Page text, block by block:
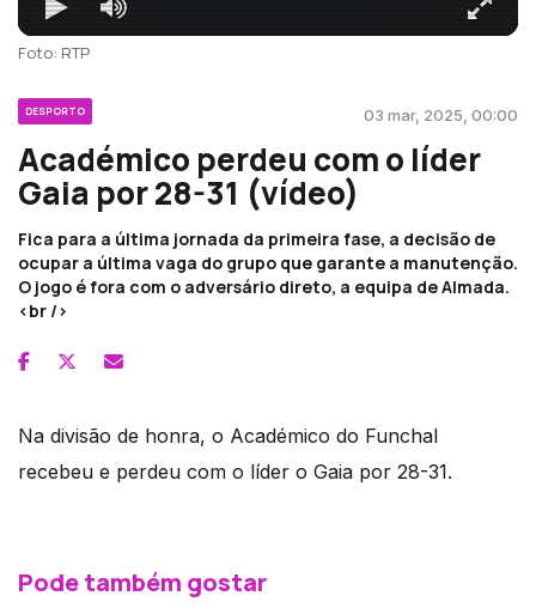
Foto: RTP
DESPORTO 03 mar, 2025, 00:00
Académico perdeu com o líder
Gaia por 28-31 (vídeo)
Fica para a última jornada da primeira fase, a decisão de
ocupar a última vaga do grupo que garante a manutenção.
O jogo é fora com o adversário direto, a equipa de Almada.
<br />
Na divisão de honra, o Académico do Funchal
recebeu e perdeu com o líder o Gaia por 28-31.
Pode também gostar